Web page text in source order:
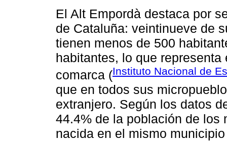
El Alt Empordà destaca por
de Cataluña: veintinueve de
tienen menos de 500
habitantes, lo que
comarca (Instituto Nacional de
que en todos sus
extranjero. Según los datos
44.4% de la población de los
nacida en el mismo